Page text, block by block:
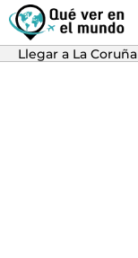
Llegar a La Coruña